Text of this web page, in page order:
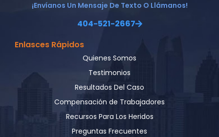
¡Envíanos Un Mensaje De Texto O Llámanos!
404-521-2667
Enlasces Rápidos
Quienes Somos
Testimonios
Resultados Del Caso
Compensación de Trabajadores
Recursos Para Los Heridos
Preguntas Frecuentes